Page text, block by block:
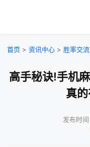
首页 > 资讯中心 > 胜率交流
高手秘诀!手机
真
发布时